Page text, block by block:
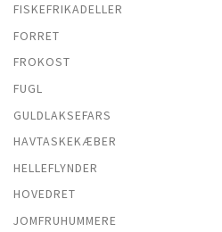
FISKEFRIKADELLER
FORRET
FROKOST
FUGL
GULDLAKSEFARS
HAVTASKEKÆBER
HELLEFLYNDER
HOVEDRET
JOMFRUHUMMERE